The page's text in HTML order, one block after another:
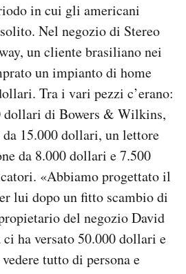
in cui gli americani
Nel negozio di Stereo
un cliente brasiliano nei
un impianto di home
Tra i vari pezzi c’erano:
dollari di Bowers & Wilkins,
15.000 dollari, un lettore
da 8.000 dollari e 7.500
«Abbiamo progettato il
lui dopo un fitto scambio di
del negozio David
ha versato 50.000 dollari e
tutto di persona e